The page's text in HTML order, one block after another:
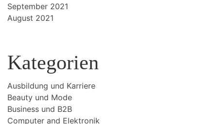
September 2021
August 2021
Kategorien
Ausbildung und Karriere
Beauty und Mode
Business und B2B
Computer and Elektronik